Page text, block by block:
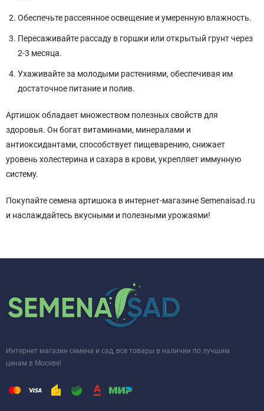
Обеспечьте рассеянное освещение и умеренную влажность.
Пересаживайте рассаду в горшки или открытый грунт через
2-3 месяца.
Ухаживайте за молодыми растениями, обеспечивая им
достаточное питание и полив.
Артишок обладает множеством полезных свойств для
здоровья. Он богат витаминами, минералами и
антиоксидантами, способствует пищеварению, снижает
уровень холестерина и сахара в крови, укрепляет иммунную
систему.
Покупайте семена артишока в интернет-магазине Semenaisad.ru
и наслаждайтесь вкусными и полезными урожаями!
Интернет магазин семена и сад, все товары в наличии по лучшим
ценам в Москве!